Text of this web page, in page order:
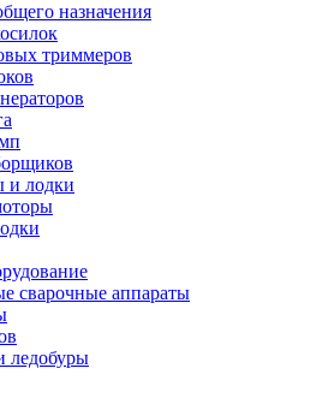
назначения
триммеров
и лодки
сварочные аппараты
ледобуры